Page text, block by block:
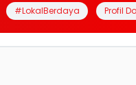
#LokalBerdaya Profil